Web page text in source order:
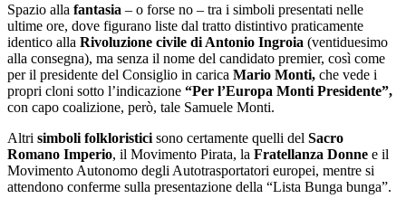
Spazio alla fantasia – o forse no – tra i simboli presentati nelle
ultime ore, dove figurano liste dal tratto distintivo praticamente
identico alla Rivoluzione civile di Antonio Ingroia (ventiduesimo
alla consegna), ma senza il nome del candidato premier, così come
per il presidente del Consiglio in carica Mario Monti, che vede i
propri cloni sotto l’indicazione “Per l’Europa Monti Presidente”,
con capo coalizione, però, tale Samuele Monti.
Altri simboli folkloristici sono certamente quelli del Sacro
Romano Imperio, il Movimento Pirata, la Fratellanza Donne e il
Movimento Autonomo degli Autotrasportatori europei, mentre si
attendono conferme sulla presentazione della “Lista Bunga bunga”.